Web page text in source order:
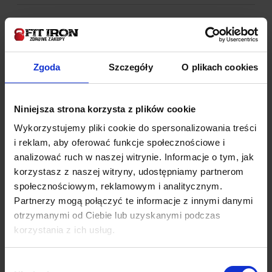
Zgoda Szczegóły O plikach cookies
Niniejsza strona korzysta z plików cookie
Wykorzystujemy pliki cookie do spersonalizowania treści
i reklam, aby oferować funkcje społecznościowe i
analizować ruch w naszej witrynie. Informacje o tym, jak
korzystasz z naszej witryny, udostępniamy partnerom
społecznościowym, reklamowym i analitycznym.
Partnerzy mogą połączyć te informacje z innymi danymi
otrzymanymi od Ciebie lub uzyskanymi podczas
korzystania z ich usług.
OstroVit Różeniec Górski VEGE 120 tabletek
Dostępność:na wyczerpaniu
Wysyłka w:
24 godziny
18,90 zł
OstroVit Witamina B Complex 90 tabletek
Dostępność:
na wyczerpaniu
Wysyłka w: 24 godziny